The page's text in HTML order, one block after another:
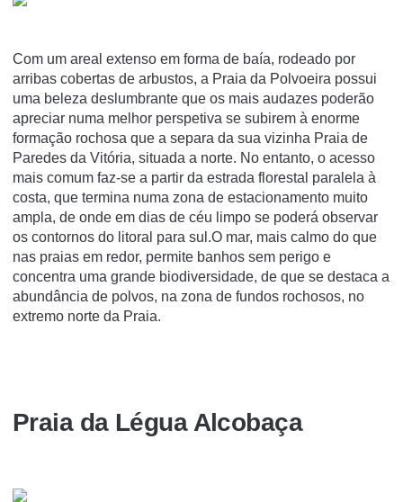
Com um areal extenso em forma de baía, rodeado por
arribas cobertas de arbustos, a Praia da Polvoeira possui
uma beleza deslumbrante que os mais audazes poderão
apreciar numa melhor perspetiva se subirem à enorme
formação rochosa que a separa da sua vizinha Praia de
Paredes da Vitória, situada a norte. No entanto, o acesso
mais comum faz-se a partir da estrada florestal paralela à
costa, que termina numa zona de estacionamento muito
ampla, de onde em dias de céu limpo se poderá observar
os contornos do litoral para sul.O mar, mais calmo do que
nas praias em redor, permite banhos sem perigo e
concentra uma grande biodiversidade, de que se destaca a
abundância de polvos, na zona de fundos rochosos, no
extremo norte da Praia.
Praia da Légua Alcobaça